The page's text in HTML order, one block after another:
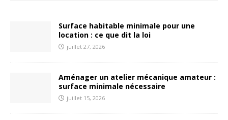
Surface habitable minimale pour une
location : ce que dit la loi
juillet 27, 2026
Aménager un atelier mécanique amateur :
surface minimale nécessaire
juillet 15, 2026